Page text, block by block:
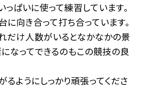
ぱいに使って練習しています。
向き合って打ち合っています。
だけ人数がいるとなかなかの景
なってできるのもこの競技の良
ようにしっかり頑張ってくださ